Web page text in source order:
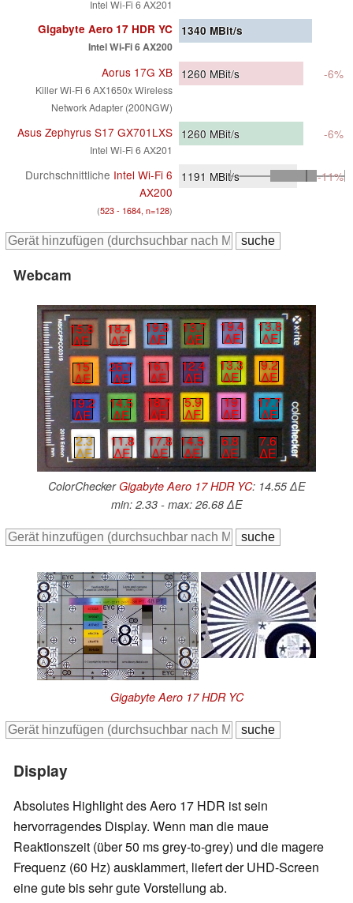
Intel Wi-Fi 6 AX201
Gigabyte Aero 17 HDR YC
Intel Wi-Fi 6 AX200
1340 MBit/s
Aorus 17G XB
Killer Wi-Fi 6 AX1650x Wireless
Network Adapter (200NGW)
1260 MBit/s -6%
Asus Zephyrus S17 GX701LXS
Intel Wi-Fi 6 AX201
1260 MBit/s -6%
Durchschnittliche Intel Wi-Fi 6
AX200
(523 - 1684, n=128)
1191 MBit/s -11%
Webcam
15.8
∆E
18.4
∆E
19.8
∆E
13.7
∆E
19.4
∆E
13.8
∆E
15
∆E
26.7
∆E
16.1
∆E
12.4
∆E
13.3
∆E
9.2
∆E
19.2
∆E
14.5
∆E
18.7
∆E
5.9
∆E
19
∆E
17.7
∆E
2.3
∆E
11.8
∆E
17.8
∆E
14.5
∆E
6.8
∆E
7.6
∆E
ColorChecker Gigabyte Aero 17 HDR YC: 14.55 ∆E
min: 2.33 - max: 26.68 ∆E
Gigabyte Aero 17 HDR YC
Display
Absolutes Highlight des Aero 17 HDR ist sein
hervorragendes Display. Wenn man die maue
Reaktionszeit (über 50 ms grey-to-grey) und die magere
Frequenz (60 Hz) ausklammert, liefert der UHD-Screen
eine gute bis sehr gute Vorstellung ab.